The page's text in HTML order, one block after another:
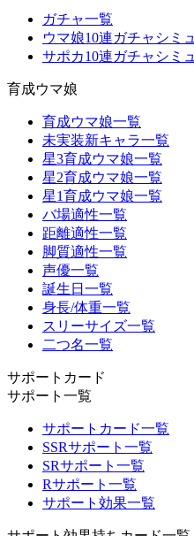
ガチャ一覧
ウマ娘10連ガチャシミュ
サポカ10連ガチャシミュ
育成ウマ娘
育成ウマ娘一覧
未実装新キャラ一覧
星3育成ウマ娘一覧
星2育成ウマ娘一覧
星1育成ウマ娘一覧
バ場適性一覧
距離適性一覧
脚質適性一覧
声優一覧
誕生日一覧
身長/体重一覧
スリーサイズ一覧
二つ名一覧
サポートカード
サポート一覧
サポートカード一覧
SSRサポート一覧
SRサポート一覧
Rサポート一覧
サポート効果一覧